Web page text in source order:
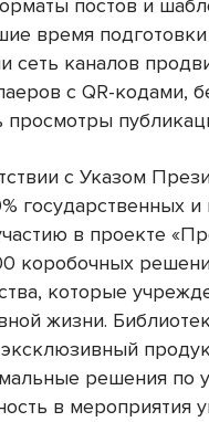
постов и
время
сеть каналов
с QR-кодами,
просмотры
с Указом
государственных
в проекте
коробочных
которые
жизни.
решения по
в мероприятия